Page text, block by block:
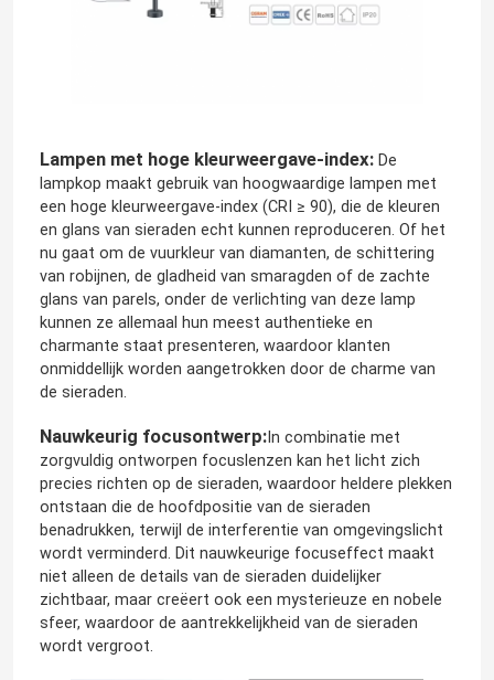
geleid maïskolflicht
Flexibele LEIDEN Strooklicht
Horizon Lineair Licht
LEIDEN Juwelenlicht
Van de LEIDENE het licht muurwasmachine
Onder Planken LEIDENE Verlichting
Lampen met hoge kleurweergave-index: De
lampkop maakt gebruik van hoogwaardige lampen met
een hoge kleurweergave-index (CRI ≥ 90), die de kleuren
en glans van sieraden echt kunnen reproduceren. Of het
nu gaat om de vuurkleur van diamanten, de schittering
van robijnen, de gladheid van smaragden of de zachte
glans van parels, onder de verlichting van deze lamp
kunnen ze allemaal hun meest authentieke en
charmante staat presenteren, waardoor klanten
onmiddellijk worden aangetrokken door de charme van
de sieraden.
Nauwkeurig focusontwerp:In combinatie met
zorgvuldig ontworpen focuslenzen kan het licht zich
precies richten op de sieraden, waardoor heldere plekken
ontstaan die de hoofdpositie van de sieraden
benadrukken, terwijl de interferentie van omgevingslicht
wordt verminderd. Dit nauwkeurige focuseffect maakt
niet alleen de details van de sieraden duidelijker
zichtbaar, maar creëert ook een mysterieuze en nobele
sfeer, waardoor de aantrekkelijkheid van de sieraden
wordt vergroot.